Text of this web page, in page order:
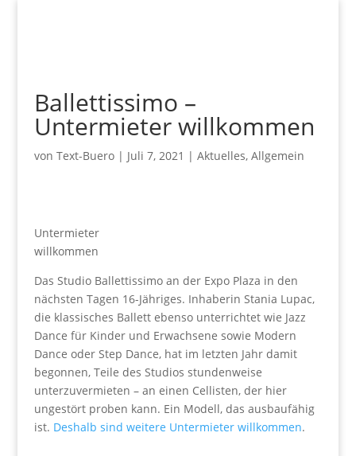
Ballettissimo –
Untermieter willkommen
von Text-Buero| Juli 7, 2021 | Aktuelles, Allgemein
Untermieter
willkommen
Das Studio Ballettissimo an der Expo Plaza in den
nächsten Tagen 16-Jähriges. Inhaberin Stania Lupac,
die klassisches Ballett ebenso unterrichtet wie Jazz
Dance für Kinder und Erwachsene sowie Modern
Dance oder Step Dance, hat im letzten Jahr damit
begonnen, Teile des Studios stundenweise
unterzuvermieten – an einen Cellisten, der hier
ungestört proben kann. Ein Modell, das ausbaufähig
ist. Deshalb sind weitere Untermieter willkommen.